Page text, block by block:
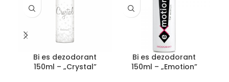
Bi es dezodorant
150ml – „Crystal”
Bi es dezodorant
150ml – „Emotion”